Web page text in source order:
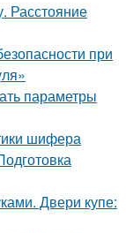
Расстояние
при
параметры
шифера
Двери купе: